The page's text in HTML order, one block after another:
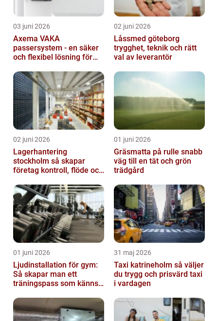
03 juni 2026
Axema VAKA
passersystem - en säker
och flexibel lösning för
02 juni 2026
Låssmed göteborg
trygghet, teknik och rätt
val av leverantör
02 juni 2026
Lagerhantering
stockholm så skapar
företag kontroll, flöde och
01 juni 2026
Gräsmatta på rulle snabb
väg till en tät och grön
trädgård
01 juni 2026
Ljudinstallation för gym:
Så skapar man ett
träningspass som känns i
31 maj 2026
Taxi katrineholm så väljer
du trygg och prisvärd taxi
i vardagen